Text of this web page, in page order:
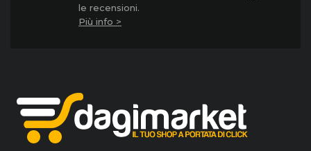
le recensioni.
Più info >